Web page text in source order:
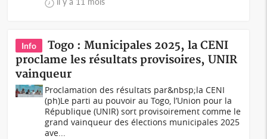
Info
Togo : Municipales 2025, la CENI
proclame les résultats provisoires, UNIR
vainqueur
Proclamation des résultats par&nbsp;la CENI
(ph)Le parti au pouvoir au Togo, l’Union pour la
République (UNIR) sort provisoirement comme le
grand vainqueur des élections municipales 2025
ave...